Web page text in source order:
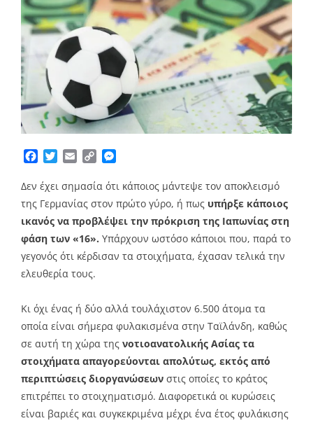
Facebook
TwitterEmailCopy
Δεν έχει σημασία ότι κάποιος μάντεψε τον αποκλεισμό
της Γερμανίας στον πρώτο γύρο, ή πως υπήρξε κάποιος
ικανός να προβλέψει την πρόκριση της Ιαπωνίας στη
φάση των «16». Υπάρχουν ωστόσο κάποιοι που, παρά το
γεγονός ότι κέρδισαν τα στοιχήματα, έχασαν τελικά την
ελευθερία τους.
Κι όχι ένας ή δύο αλλά τουλάχιστον 6.500 άτομα τα
οποία είναι σήμερα φυλακισμένα στην Ταϊλάνδη, καθώς
σε αυτή τη χώρα της νοτιοανατολικής Ασίας τα
στοιχήματα απαγορεύονται απολύτως, εκτός από
περιπτώσεις διοργανώσεων στις οποίες το κράτος
επιτρέπει το στοιχηματισμό. Διαφορετικά οι κυρώσεις
είναι βαριές και συγκεκριμένα μέχρι ένα έτος φυλάκισης